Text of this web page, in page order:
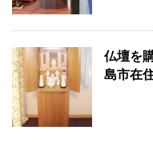
仏壇を
島市在